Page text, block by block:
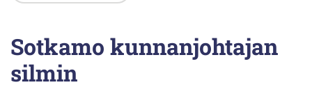
Sotkamo kunnanjohtajan
silmin